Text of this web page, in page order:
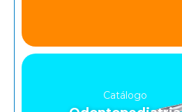
Catálogo